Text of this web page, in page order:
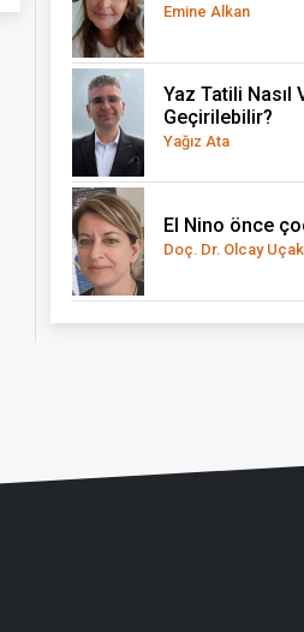
Emine Alkan
Yaz Tatili Nasıl
Geçirilebilir?
Yağız Ata
El Nino önce
Doç. Dr. Olcay Uçak